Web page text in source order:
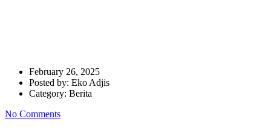
February 26, 2025
Posted by: Eko Adjis
Category: Berita
No Comments